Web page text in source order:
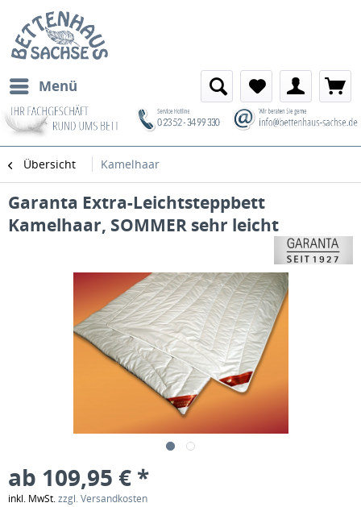
Menü
Übersicht Kamelhaar
Garanta Extra-Leichtsteppbett
Kamelhaar, SOMMER sehr leicht
ab 109,95 € *
inkl. MwSt.zzgl. Versandkosten